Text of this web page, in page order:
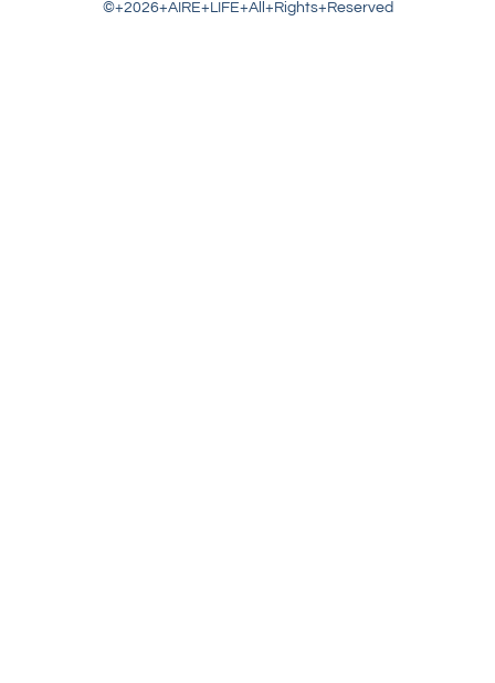
©+2026+AIRE+LIFE+All+Rights+Reserved